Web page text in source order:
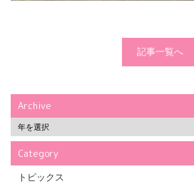
記事一覧へ
Archive
Category
トピックス